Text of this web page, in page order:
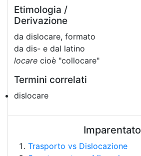
Etimologia /
Derivazione
da dislocare, formato
da dis- e dal latino
locare cioè "collocare"
Termini correlati
dislocare
Imparentato
Trasporto vs Dislocazione